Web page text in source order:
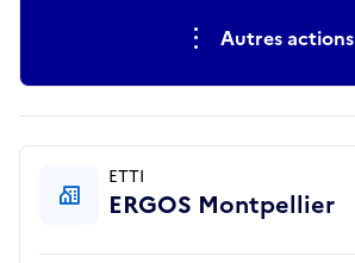
Autres actions
ETTI
ERGOS Montpellier